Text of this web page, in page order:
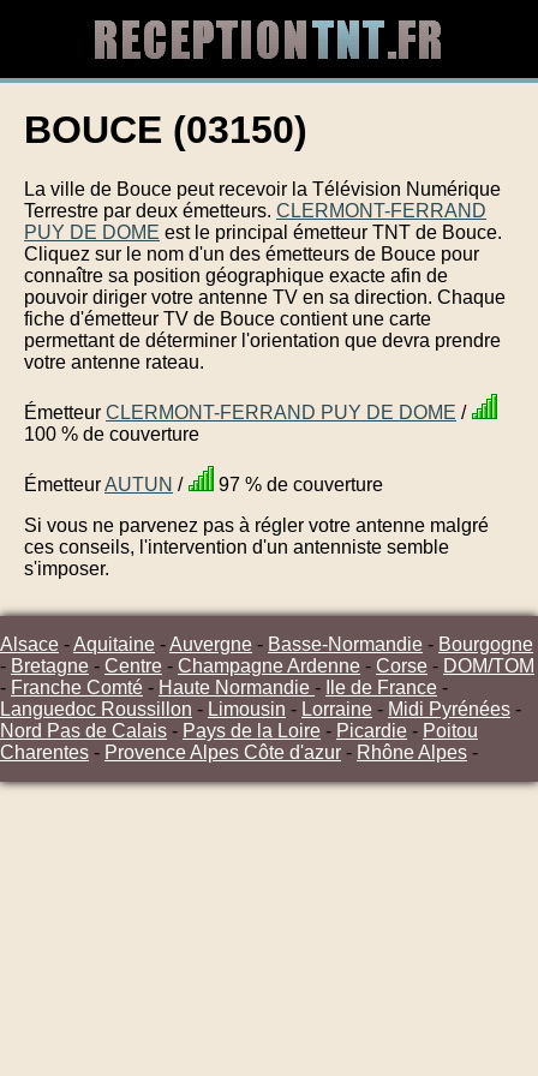
BOUCE (03150)
La ville de Bouce peut recevoir la Télévision Numérique
Terrestre par deux émetteurs. CLERMONT-FERRAND
PUY DE DOME est le principal émetteur TNT de Bouce.
Cliquez sur le nom d'un des émetteurs de Bouce pour
connaître sa position géographique exacte afin de
pouvoir diriger votre antenne TV en sa direction. Chaque
fiche d'émetteur TV de Bouce contient une carte
permettant de déterminer l'orientation que devra prendre
votre antenne rateau.
Émetteur CLERMONT-FERRAND PUY DE DOME /
100 % de couverture
ÉmetteurAUTUN /
97 % de couverture
Si vous ne parvenez pas à régler votre antenne malgré
ces conseils, l'intervention d'un antenniste semble
s'imposer.
Alsace -Aquitaine -Auvergne - Basse-Normandie - Bourgogne
- Bretagne - Centre - Champagne Ardenne - Corse - DOM/TOM
- Franche Comté - Haute Normandie - Ile de France -
Languedoc Roussillon - Limousin - Lorraine - Midi Pyrénées -
Nord Pas de Calais - Pays de la Loire - Picardie - Poitou
Charentes - Provence Alpes Côte d'azur - Rhône Alpes -